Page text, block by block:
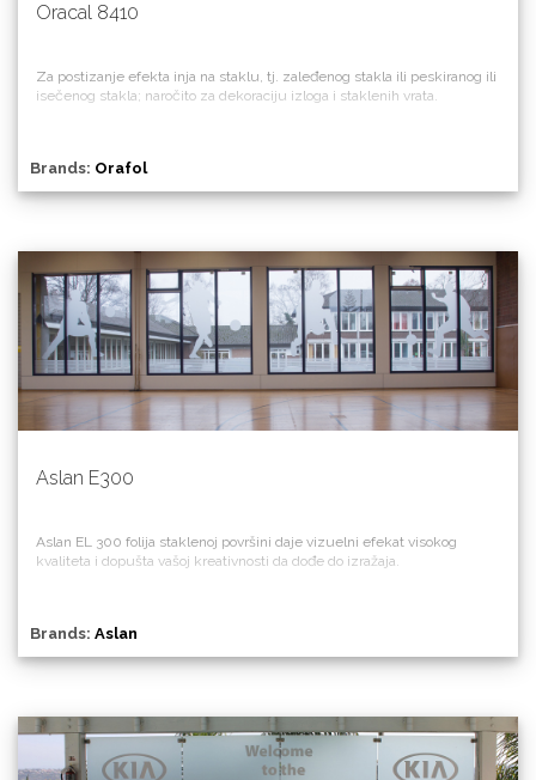
Oracal 8410
Za postizanje efekta inja na staklu, tj. zaleđenog stakla ili peskiranog ili
isečenog stakla; naročito za dekoraciju izloga i staklenih vrata.
Brands: Orafol
Aslan E300
Aslan EL 300 folija staklenoj površini daje vizuelni efekat visokog
kvaliteta i dopušta vašoj kreativnosti da dođe do izražaja.
Brands: Aslan